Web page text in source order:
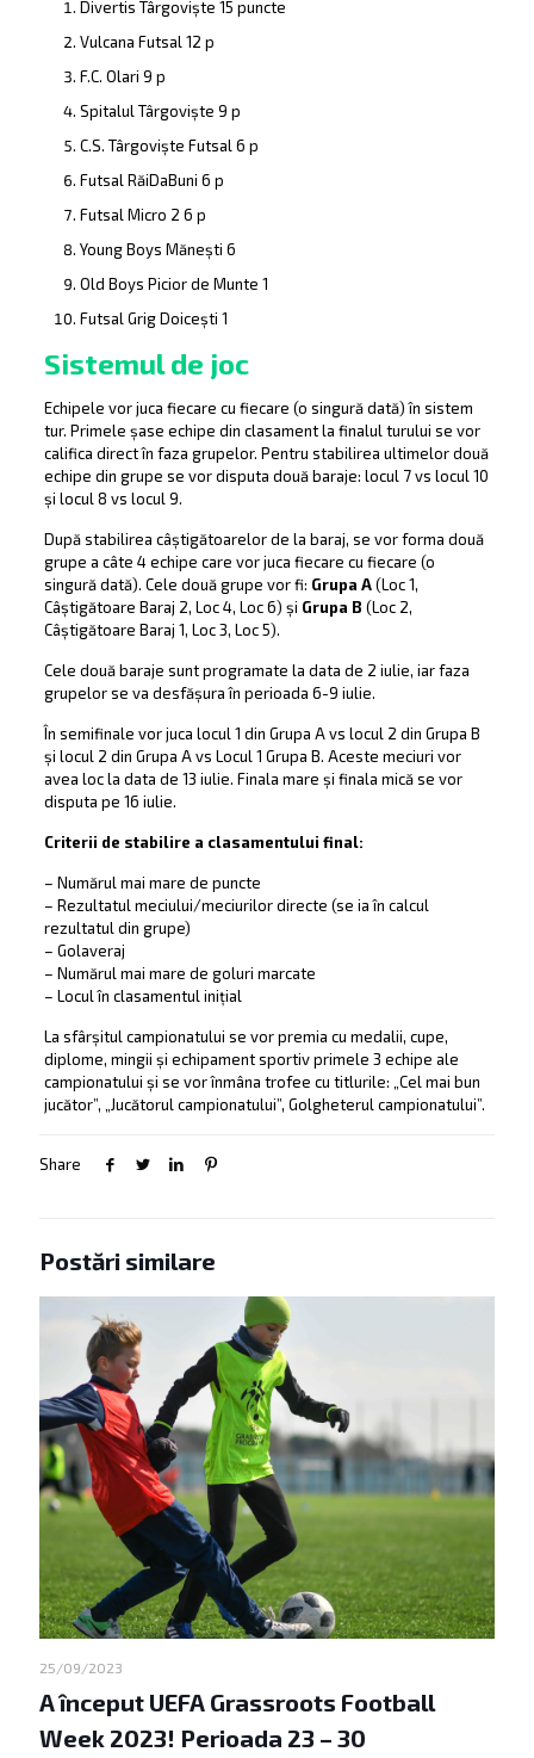
Divertis Târgoviște 15 puncte
Vulcana Futsal 12 p
F.C. Olari 9 p
Spitalul Târgoviște 9 p
C.S. Târgoviște Futsal 6 p
Futsal RăiDaBuni 6 p
Futsal Micro 2 6 p
Young Boys Mănești 6
Old Boys Picior de Munte 1
Futsal Grig Doicești 1
Sistemul de joc
Echipele vor juca fiecare cu fiecare (o singură dată) în sistem
tur. Primele șase echipe din clasament la finalul turului se vor
califica direct în faza grupelor. Pentru stabilirea ultimelor două
echipe din grupe se vor disputa două baraje: locul 7 vs locul 10
și locul 8 vs locul 9.
După stabilirea câștigătoarelor de la baraj, se vor forma două
grupe a câte 4 echipe care vor juca fiecare cu fiecare (o
singură dată). Cele două grupe vor fi: Grupa A(Loc 1,
Câștigătoare Baraj 2, Loc 4, Loc 6) și Grupa B (Loc 2,
Câștigătoare Baraj 1, Loc 3, Loc 5).
Cele două baraje sunt programate la data de 2 iulie, iar faza
grupelor se va desfășura în perioada 6-9 iulie.
În semifinale vor juca locul 1 din Grupa A vs locul 2 din Grupa B
și locul 2 din Grupa A vs Locul 1 Grupa B. Aceste meciuri vor
avea loc la data de 13 iulie. Finala mare și finala mică se vor
disputa pe 16 iulie.
Criterii de stabilire a clasamentului final:
– Numărul mai mare de puncte
– Rezultatul meciului/meciurilor directe (se ia în calcul
rezultatul din grupe)
– Golaveraj
– Numărul mai mare de goluri marcate
– Locul în clasamentul inițial
La sfârșitul campionatului se vor premia cu medalii, cupe,
diplome, mingii și echipament sportiv primele 3 echipe ale
campionatului și se vor înmâna trofee cu titlurile: „Cel mai bun
jucător”, „Jucătorul campionatului”, Golgheterul campionatului”.
Share
25/09/2023
A început UEFA Grassroots Football
Week 2023! Perioada 23 – 30